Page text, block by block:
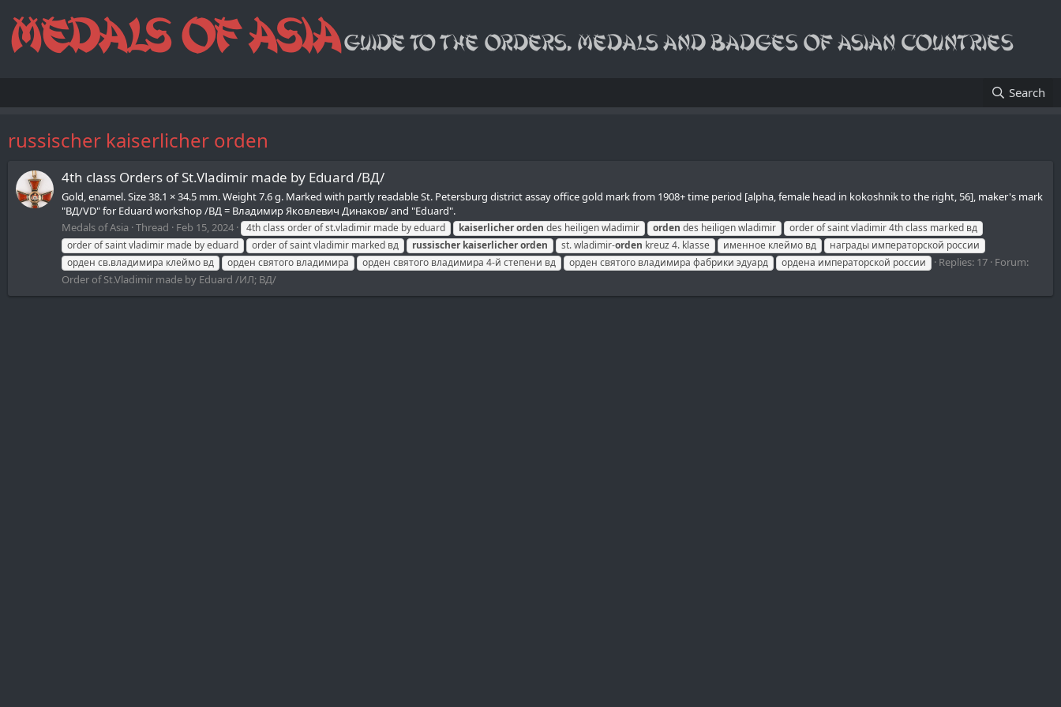
Search
russischer kaiserlicher orden
4th class Orders of St.Vladimir made by Eduard /ВД/
Gold, enamel. Size 38.1 × 34.5 mm. Weight 7.6 g. Marked with partly readable St. Petersburg district assay office gold mark from 1908+ time period [alpha, female head in kokoshnik to the right, 56], maker's mark
"ВД/VD" for Eduard workshop /ВД = Владимир Яковлевич Динаков/ and "Eduard".
Medals of Asia Thread Feb 15, 2024 4th class order of st.vladimir made by eduard kaiserlicherorden des heiligen wladimir orden des heiligen wladimir
order of saint vladimir 4th class marked вд
order of saint vladimir made by eduard
order of saint vladimir marked вд russischer kaiserlicherorden st. wladimir-orden kreuz 4. klasse именное клеймо вд
награды императорской россии
орден св.владимира клеймо вд
орден святого владимира орден святого владимира 4-й степени вд орден святого владимира фабрики эдуард ордена императорской россии Replies: 17 Forum:
Order of St.Vladimir made by Eduard /ИЛ; ВД/